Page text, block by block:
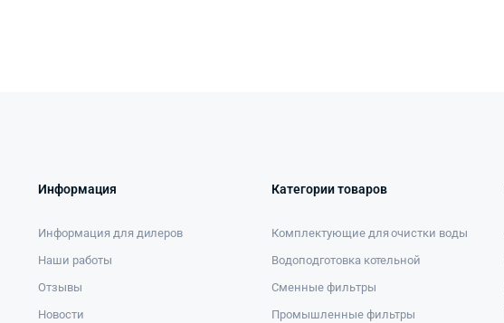
Информация
Информация для дилеров
Наши работы
Отзывы
Новости
Категории товаров
Комплектующие для очистки воды
Водоподготовка котельной
Сменные фильтры
Промышленные фильтры